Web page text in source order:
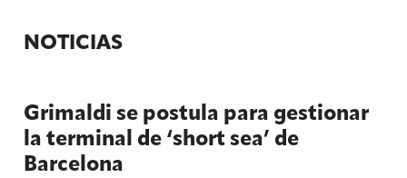
NOTICIAS
Grimaldi se postula para gestionar
la terminal de ‘short sea’ de
Barcelona